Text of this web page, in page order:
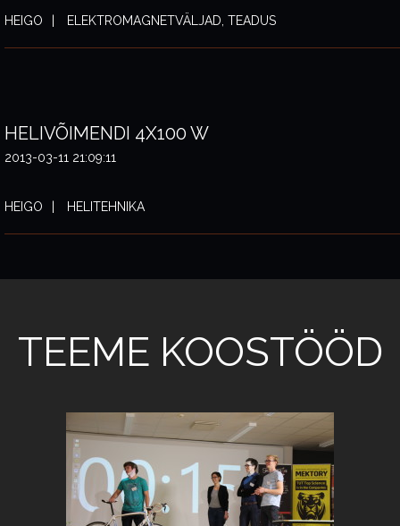
HEIGO ELEKTROMAGNETVÄLJAD, TEADUS
HELIVÕIMENDI 4X100 W
2013-03-11 21:09:11
HEIGO HELITEHNIKA
TEEME KOOSTÖÖD